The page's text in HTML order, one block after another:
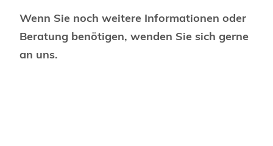
Wenn Sie noch weitere Informationen oder
Beratung benötigen, wenden Sie sich gerne
an uns.